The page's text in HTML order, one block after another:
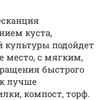
куста,
культуры подойдет
место, с мягким,
быстрого
лучше
компост, торф.